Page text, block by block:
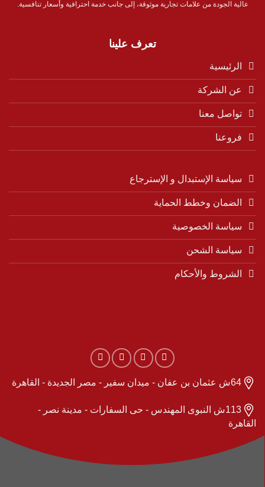
عالية الجودة من علامات تجارية موثوقة، إلى جانب خدمة احترافية وأسعار تنافسية.
تعرف علينا
الرئيسية
عن الشركة
تواصل معنا
فروعنا
سياسة الإستبدال و الإسترجاع
الضمان وخطط الحماية
سياسة الخصوصية
سياسة الشحن
الشروط والأحكام
64ش عثمان بن عفان - ميدان سفير - مصر الجديدة - القاهرة
113ش النبوى المهندس - حى السفارات - مدينة نصر -
القاهرة